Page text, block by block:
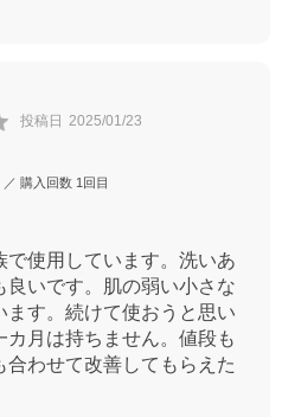
投稿日 2025/01/23
／ 購入回数 1回目
使用しています。洗いあ
いです。肌の弱い小さな
す。続けて使おうと思い
カ月は持ちません。値段も
わせて改善してもらえた